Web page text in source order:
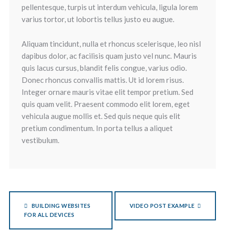
pellentesque, turpis ut interdum vehicula, ligula lorem
varius tortor, ut lobortis tellus justo eu augue.
Aliquam tincidunt, nulla et rhoncus scelerisque, leo nisl
dapibus dolor, ac facilisis quam justo vel nunc. Mauris
quis lacus cursus, blandit felis congue, varius odio.
Donec rhoncus convallis mattis. Ut id lorem risus.
Integer ornare mauris vitae elit tempor pretium. Sed
quis quam velit. Praesent commodo elit lorem, eget
vehicula augue mollis et. Sed quis neque quis elit
pretium condimentum. In porta tellus a aliquet
vestibulum.
BUILDING WEBSITES
FOR ALL DEVICES
VIDEO POST EXAMPLE